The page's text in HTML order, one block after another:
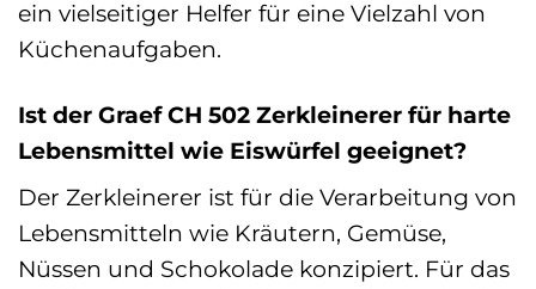
ein vielseitiger Helfer für eine Vielzahl von
Küchenaufgaben.
Ist der Graef CH 502 Zerkleinerer für harte
Lebensmittel wie Eiswürfel geeignet?
Der Zerkleinerer ist für die Verarbeitung von
Lebensmitteln wie Kräutern, Gemüse,
Nüssen und Schokolade konzipiert. Für das